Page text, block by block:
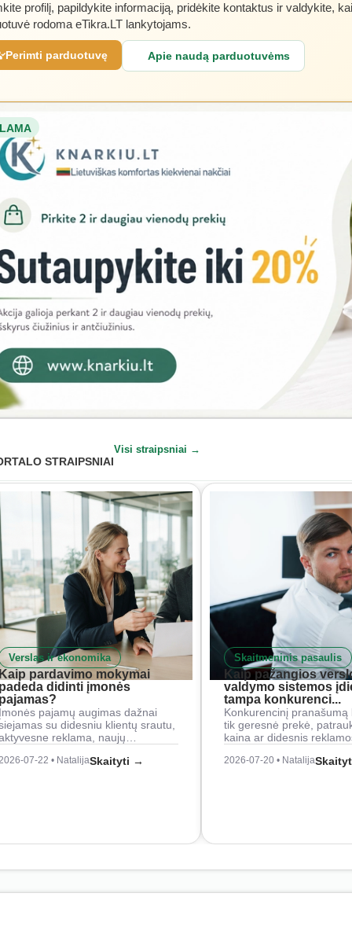
profilį, papildykite informaciją, pridėkite kontaktus ir valdykite,
rodoma eTikra.LT lankytojams.
Perimti parduotuvę Apie naudą parduotuvėms
STRAIPSNIAI
Visi straipsniai →
Verslas ir ekonomika
pardavimo mokymai
didinti įmonės
pajamų augimas dažnai
su didesniu klientų srautu,
reklama, naujų…
07-22 • NatalijaSkaityti →
Skaitmeninis pasaulis
Kaip pažangios
valdymo sistemos
tampa konkurenci...
Konkurencinį pranašumą
tik geresnė prekė,
kaina ar didesnis
2026-07-20 • Natalija